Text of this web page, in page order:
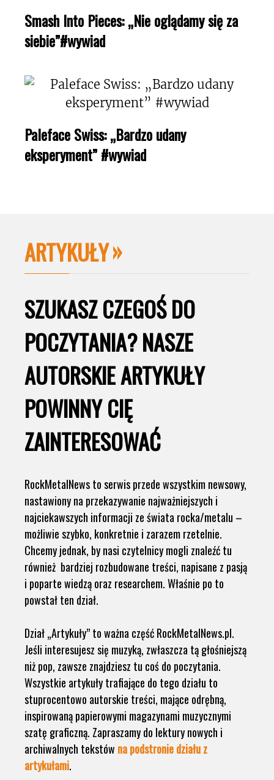
Smash Into Pieces: „Nie oglądamy się za
siebie”#wywiad
Paleface Swiss: „Bardzo udany
eksperyment” #wywiad
ARTYKUŁY
SZUKASZ CZEGOŚ DO
POCZYTANIA? NASZE
AUTORSKIE ARTYKUŁY
POWINNY CIĘ
ZAINTERESOWAĆ
RockMetalNews to serwis przede wszystkim newsowy,
nastawiony na przekazywanie najważniejszych i
najciekawszych informacji ze świata rocka/metalu –
możliwie szybko, konkretnie i zarazem rzetelnie.
Chcemy jednak, by nasi czytelnicy mogli znaleźć tu
również bardziej rozbudowane treści, napisane z pasją
i poparte wiedzą oraz researchem. Właśnie po to
powstał ten dział.
Dział „Artykuły” to ważna część RockMetalNews.pl.
Jeśli interesujesz się muzyką, zwłaszcza tą głośniejszą
niż pop, zawsze znajdziesz tu coś do poczytania.
Wszystkie artykuły trafiające do tego działu to
stuprocentowo autorskie treści, mające odrębną,
inspirowaną papierowymi magazynami muzycznymi
szatę graficzną. Zapraszamy do lektury nowych i
archiwalnych tekstów na podstronie działu z
artykułami.